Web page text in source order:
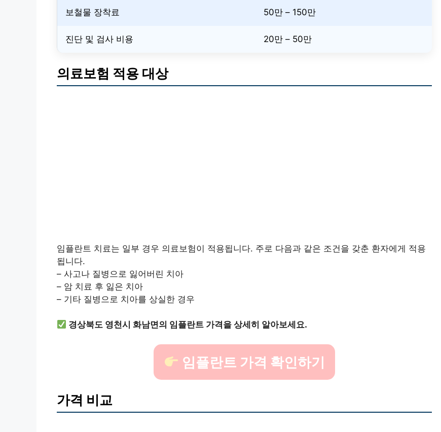
보철물 장착료 50만 – 150만
진단 및 검사 비용 20만 – 50만
의료보험 적용 대상
임플란트 치료는 일부 경우 의료보험이 적용됩니다. 주로 다음과 같은 조건을 갖춘 환자에게 적용
됩니다.
– 사고나 질병으로 잃어버린 치아
– 암 치료 후 잃은 치아
– 기타 질병으로 치아를 상실한 경우
경상북도 영천시 화남면의 임플란트 가격을 상세히 알아보세요.
임플란트 가격 확인하기
가격 비교